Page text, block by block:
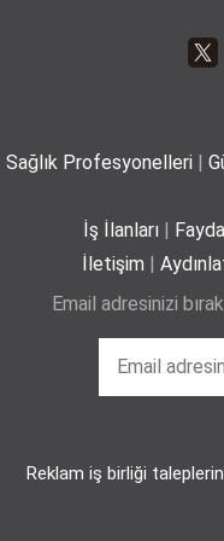
Plajda
29-06-2026
Yaz
Sağlık Profesyonelleri|
İş İlanları
İletişim
Email adresinizi
Reklam iş birliği